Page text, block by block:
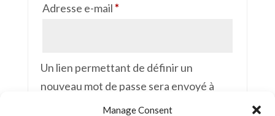
Manage Consent
Adresse e-mail*Obligatoire
Un lien permettant de définir un
nouveau mot de passe sera envoyé à
votre adresse e-mail.